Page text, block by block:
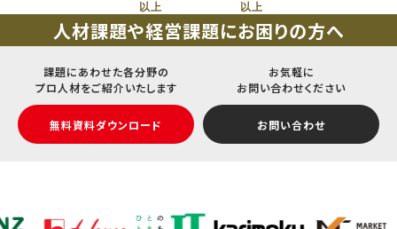
以上 以上
人材課題や経営課題にお困りの方へ
課題にあわせた各分野の
プロ人材をご紹介いたします
無料資料ダウンロード
お気軽に
お問い合わせください
お問い合わせ